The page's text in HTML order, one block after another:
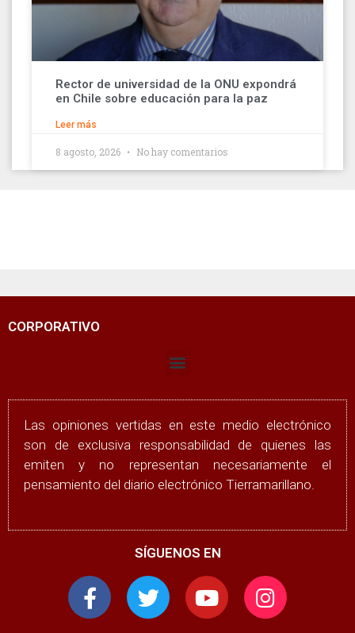
Rector de universidad de la ONU expondrá
en Chile sobre educación para la paz
Leer más
8 agosto, 2026 No hay comentarios
CORPORATIVO
Las opiniones vertidas en este medio electrónico
son de exclusiva responsabilidad de quienes las
emiten y no representan necesariamente el
pensamiento del diario electrónico Tierramarillano.
SÍGUENOS EN